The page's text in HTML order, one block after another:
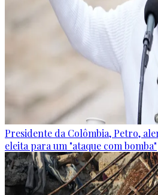
Presidente da Colômbia, Petro,
eleita para um "ataque com bomba"